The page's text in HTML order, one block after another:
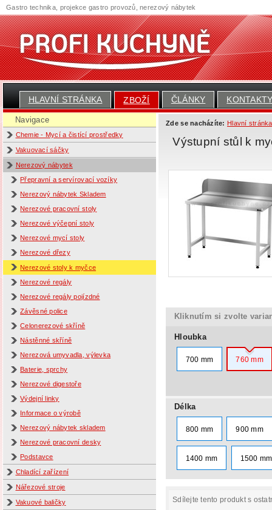
HLAVNÍ STRÁNKA ZBOŽÍ ČLÁNKY
Navigace
Chemie - Mycí a čistící prostředky
Vakuovací sáčky
Nerezový nábytek
Přepravní a servírovací vozíky
Nerezový nábytek Skladem
Nerezové pracovní stoly
Nerezové výčepní stoly
Nerezové mycí stoly
Nerezové dřezy
Nerezové stoly k myčce
Nerezové regály
Nerezové regály pojízdné
Závěsné police
Celonerezové skříně
Nástěnné skříně
Nerezová umyvadla, výlevka
Baterie, sprchy
Nerezové digestoře
Výdejní linky
Informace o výrobě
Nerezový nábytek skladem
Nerezové pracovní desky
Podstavce
Chladící zařízení
Nářezové stroje
Vakuové baličky
Zde se nacházíte: Hlavní stránka
Výstupní stůl k
Kliknutím si zvolte
Hloubka
700 mm 760 mm
Délka
800 mm 900 mm
1400 mm 1500 mm
Sdílejte tento produkt s
Gastro technika, projekce gastro provozů, nerezový nábytek